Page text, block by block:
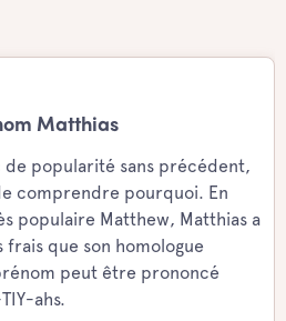
Matthias
de popularité sans précédent,
comprendre pourquoi. En
populaire Matthew, Matthias a
frais que son homologue
peut être prononcé
ahs.